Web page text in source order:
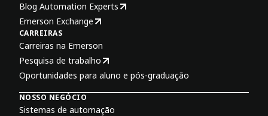
Blog Automation Experts
Emerson Exchange
CARREIRAS
Carreiras na Emerson
Pesquisa de trabalho
Oportunidades para aluno e pós-graduação
NOSSO NEGÓCIO
Sistemas de automação